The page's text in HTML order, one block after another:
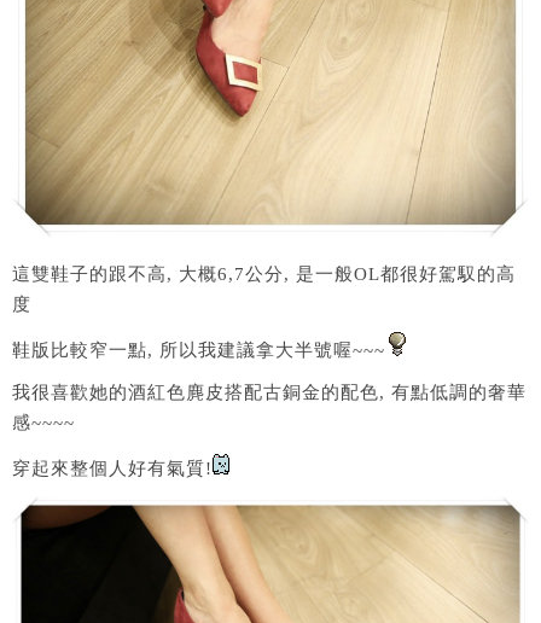
這雙鞋子的跟不高, 大概6,7公分, 是一般OL都很好駕馭的高
度
鞋版比較窄一點, 所以我建議拿大半號喔~~~
我很喜歡她的酒紅色麂皮搭配古銅金的配色, 有點低調的奢華
感~~~~
穿起來整個人好有氣質!